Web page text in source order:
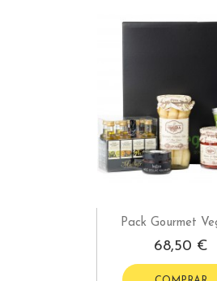
Pack Gourmet
68,50 €